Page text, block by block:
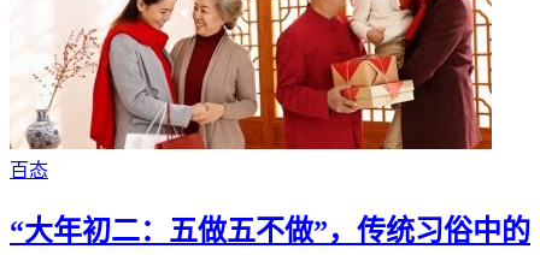
百态
​“大年初二：五做五不做”，传统习俗中的